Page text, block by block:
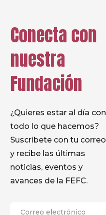
Conecta con
nuestra
Fundación
¿Quieres estar al día con
todo lo que hacemos?
Suscríbete con tu correo
y recibe las últimas
noticias, eventos y
avances de la FEFC.